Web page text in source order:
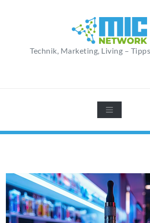
Technik, Marketing, Living –